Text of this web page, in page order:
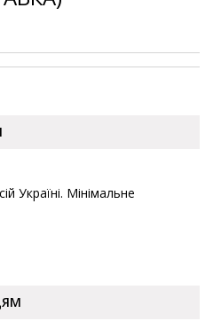
Україні. Мінімальне